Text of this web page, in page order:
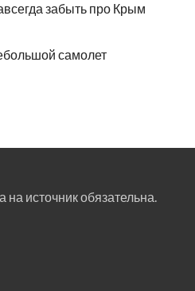
забыть про Крым
самолет
источник обязательна.